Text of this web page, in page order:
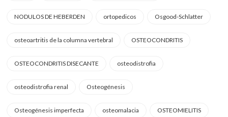
NODULOS DE HEBERDEN ortopedicos Osgood-Schlatter
osteoartritis de la columna vertebral OSTEOCONDRITIS
OSTEOCONDRITIS DISECANTE osteodistrofia
osteodistrofia renal Osteogénesis
Osteogénesis imperfecta osteomalacia OSTEOMIELITIS